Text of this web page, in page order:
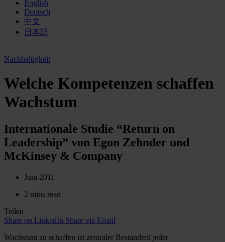
English
Deutsch
中文
日本語
Nachhaltigkeit
Welche Kompetenzen schaffen
Wachstum
Internationale Studie “Return on
Leadership” von Egon Zehnder und
McKinsey & Company
Juni 2011
2 mins read
Teilen
Share on LinkedIn Share via Email
Wachstum zu schaffen ist zentraler Bestandteil jeder